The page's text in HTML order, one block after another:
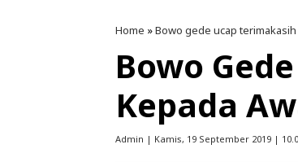
Home »Bowo gede ucap
Bowo
Kepada
Admin | Kamis, 19 September 2019 |